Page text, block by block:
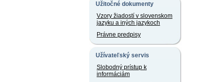
Užitočné dokumenty
Vzory žiadostí v slovenskom
jazyku a iných jazykoch
Právne predpisy
Užívateľský servis
Slobodný prístup k
informáciám